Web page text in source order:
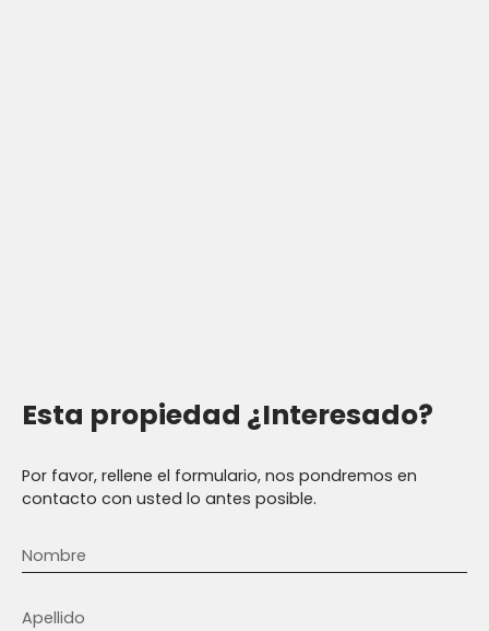
Esta propiedad ¿Interesado?
Por favor, rellene el formulario, nos pondremos en
contacto con usted lo antes posible.
Nombre
Apellido